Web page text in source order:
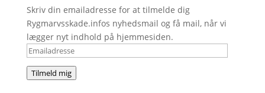
Skriv din emailadresse for at tilmelde dig
Rygmarvsskade.infos nyhedsmail og få mail, når vi
lægger nyt indhold på hjemmesiden.
Emailadresse
Tilmeld mig